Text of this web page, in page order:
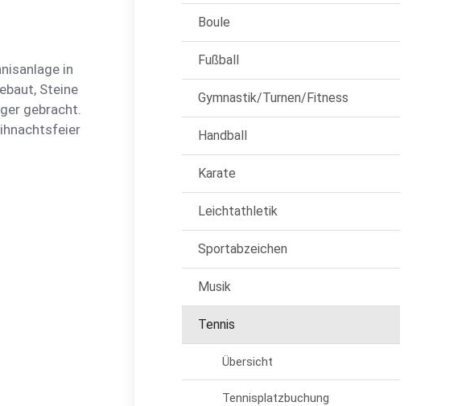
in
Steine
gebracht.
Boule
Fußball
Gymnastik/Turnen/Fitness
Handball
Karate
Leichtathletik
Sportabzeichen
Musik
Tennis
Übersicht
Tennisplatzbuchung